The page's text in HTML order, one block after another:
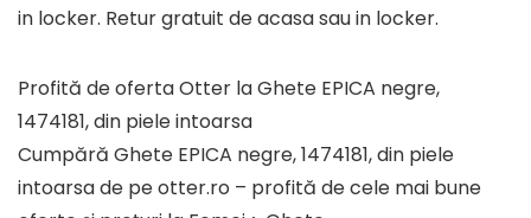
in locker. Retur gratuit de acasa sau in locker.
Profită de oferta Otter la Ghete EPICA negre,
1474181, din piele intoarsa
Cumpără Ghete EPICA negre, 1474181, din piele
intoarsa de pe otter.ro – profită de cele mai bune